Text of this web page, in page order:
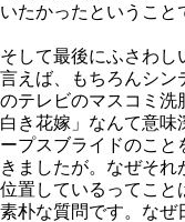
いたかったということ
そして最後にふさわし
言えば、もちろんシン
のテレビのマスコミ洗
白き花嫁」なんて意味
ープスブライドのこ
きましたが。なぜそれ
位置しているってこと
素朴な質問です。なぜ